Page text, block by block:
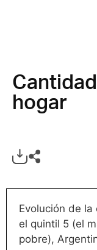
hogar
Evolución de
el quintil 5 (el
pobre),